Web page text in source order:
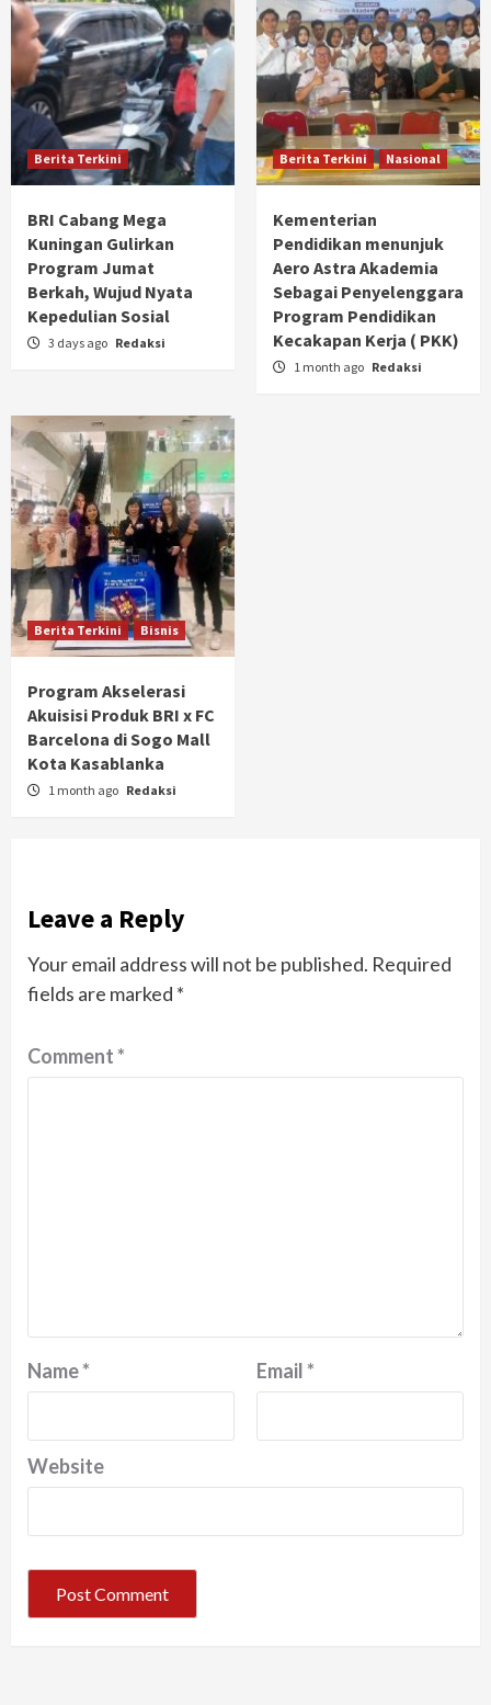
Berita Terkini
BRI Cabang Mega
Kuningan Gulirkan
Program Jumat
Berkah, Wujud Nyata
Kepedulian Sosial
3 days ago Redaksi
Berita Terkini Nasional
Kementerian
Pendidikan menunjuk
Aero Astra Akademia
Sebagai Penyelenggara
Program Pendidikan
Kecakapan Kerja ( PKK)
1 month ago Redaksi
Berita Terkini Bisnis
Program Akselerasi
Akuisisi Produk BRI x FC
Barcelona di Sogo Mall
Kota Kasablanka
1 month ago Redaksi
Leave a Reply
Your email address will not be published. Required
fields are marked *
Comment*
Name* Email*
Website